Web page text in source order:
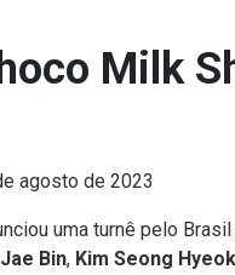
Milk
agosto de 2023
uma turnê pelo
Bin, Kim Seong Hyeok